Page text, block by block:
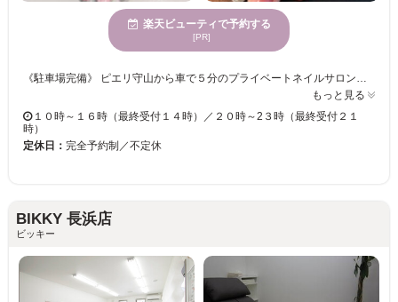
楽天ビューティで予約する
[PR]
《駐車場完備》 ピエリ守山から車で５分のプライベートネイルサロンですり☆ 駐車場もございますので、お気軽にお越しください♪ [ネイル検定１級所持] マンツーマンでの施術となりますので、お客様一人ひとりのご要望にお伺いし、丁寧に施術いたします！ アットホームな雰囲気のサロンですので、施術中はリラックスしてお過ごしいただけます。 《シンプル～アートデザインあり♪》 お客様のライフスタイルに合わせた、ネイルをご提供いたします。
もっと見る
１０時～１６時（最終受付１４時）／２０時～2３時（最終受付２１
時）
定休日： 完全予約制／不定休
BIKKY 長浜店
ビッキー